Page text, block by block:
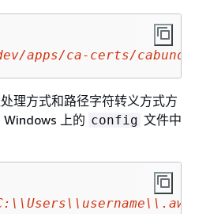
apps/ca-certs/cabundle-
理方式和路径字符转义方式方
Windows 上的 config 文件中